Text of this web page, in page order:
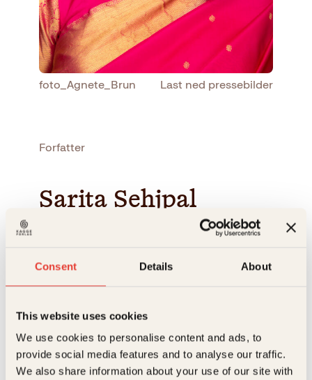
Consent Details About
This website uses cookies
We use cookies to personalise content and ads, to
provide social media features and to analyse our traffic.
We also share information about your use of our site with
foto_Agnete_Brun Last ned pressebilder
Forfatter
Sarita Sehjpal
Mother India i Kristiansand og er grün­deren bak
Bøker av Sarita Sehjpal